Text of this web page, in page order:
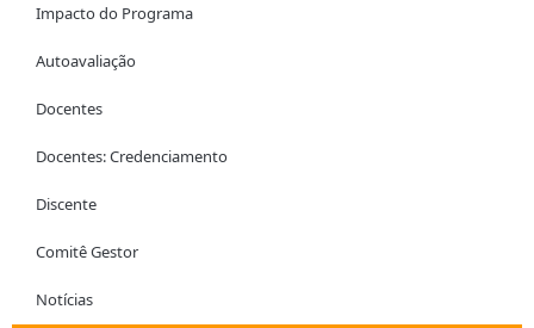
Impacto do Programa
Autoavaliação
Docentes
Docentes: Credenciamento
Discente
Comitê Gestor
Notícias